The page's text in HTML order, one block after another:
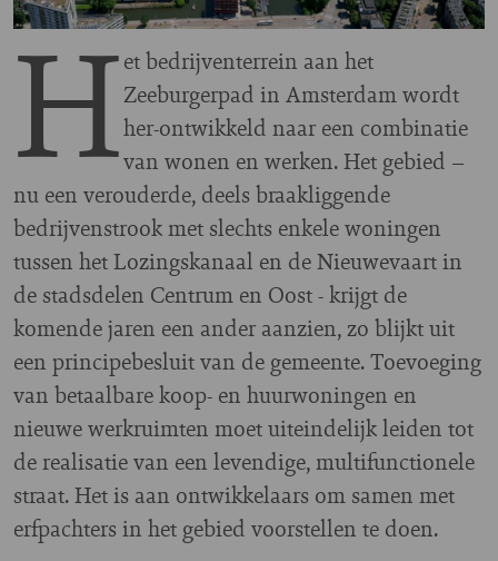
Het bedrijventerrein aan het
Zeeburgerpad in Amsterdam wordt
her-ontwikkeld naar een combinatie
van wonen en werken. Het gebied –
nu een verouderde, deels braakliggende
bedrijvenstrook met slechts enkele woningen
tussen het Lozingskanaal en de Nieuwevaart in
de stadsdelen Centrum en Oost - krijgt de
komende jaren een ander aanzien, zo blijkt uit
een principebesluit van de gemeente. Toevoeging
van betaalbare koop- en huurwoningen en
nieuwe werkruimten moet uiteindelijk leiden tot
de realisatie van een levendige, multifunctionele
straat. Het is aan ontwikkelaars om samen met
erfpachters in het gebied voorstellen te doen.